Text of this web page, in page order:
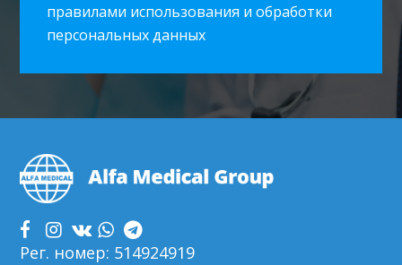
правилами использования и обработки
персональных данных
Footer
Рег. номер: 514924919